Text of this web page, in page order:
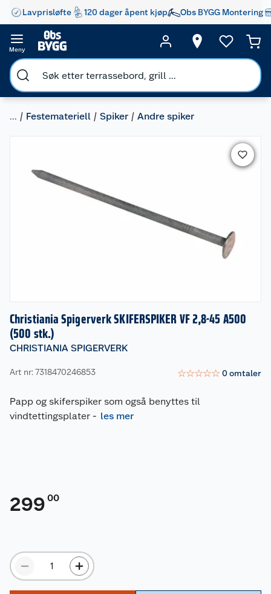
Lavprisløfte 120 dager åpent kjøp Obs BYGG Montering
Meny
... Festemateriell Spiker Andre spiker
Christiania Spigerverk SKIFERSPIKER VF 2,8-45 A500
(500 stk.)
CHRISTIANIA SPIGERVERK
Art nr: 7318470246853 ☆☆☆☆☆ 0omtaler
Papp og skiferspiker som også benyttes til
vindtettingsplater - les mer
299 00